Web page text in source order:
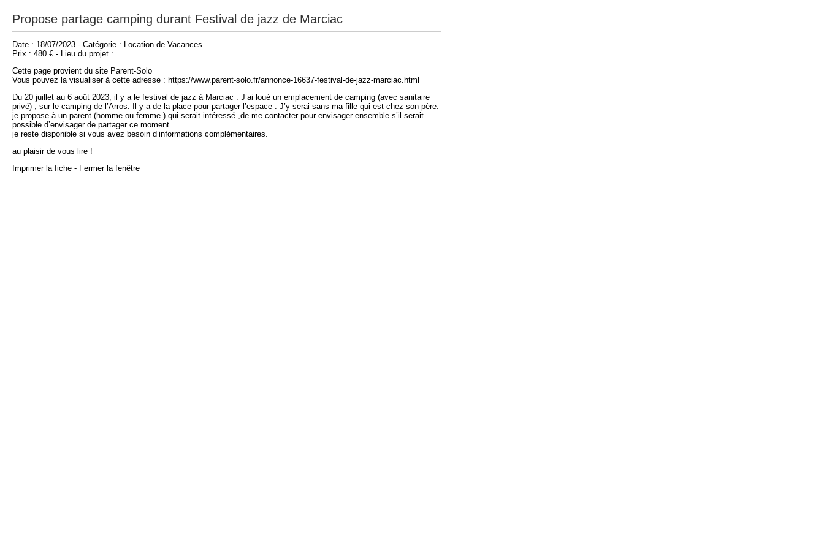
Propose partage camping durant Festival de jazz de Marciac
Date : 18/07/2023 - Catégorie : Location de Vacances
Prix : 480 € - Lieu du projet :
Cette page provient du site Parent-Solo
Vous pouvez la visualiser à cette adresse : https://www.parent-solo.fr/annonce-16637-festival-de-jazz-marciac.html
Du 20 juillet au 6 août 2023, il y a le festival de jazz à Marciac . J’ai loué un emplacement de camping (avec sanitaire
privé) , sur le camping de l’Arros. Il y a de la place pour partager l’espace . J’y serai sans ma fille qui est chez son père.
je propose à un parent (homme ou femme ) qui serait intéressé ,de me contacter pour envisager ensemble s’il serait
possible d’envisager de partager ce moment.
je reste disponible si vous avez besoin d’informations complémentaires.
au plaisir de vous lire !
Imprimer la fiche - Fermer la fenêtre